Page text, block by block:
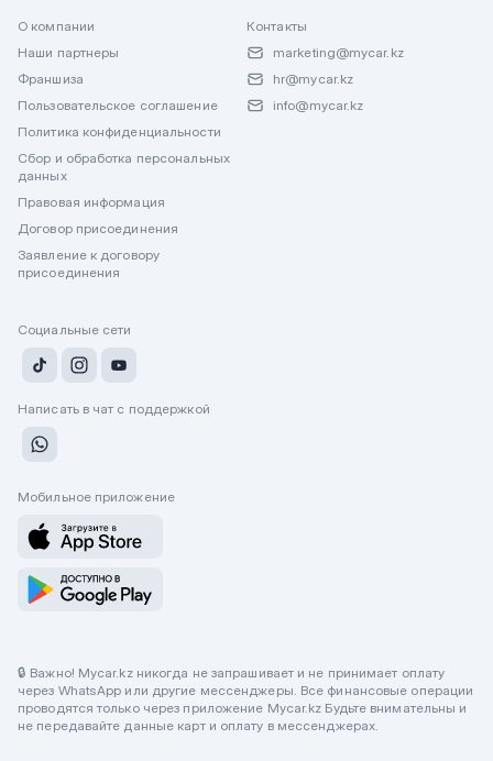
О компании
Наши партнеры
Франшиза
Пользовательское соглашение
Политика конфиденциальности
Сбор и обработка персональных
данных
Правовая информация
Договор присоединения
Заявление к договору
присоединения
Контакты
marketing@mycar.kz
hr@mycar.kz
info@mycar.kz
Социальные сети
Написать в чат с поддержкой
Мобильное приложение
🔒 Важно! Mycar.kz никогда не запрашивает и не принимает оплату
через WhatsApp или другие мессенджеры. Все финансовые операции
проводятся только через приложение Mycar.kz Будьте внимательны и
не передавайте данные карт и оплату в мессенджерах.